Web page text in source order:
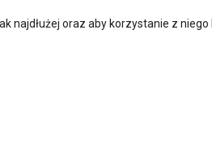
najdłużej oraz aby korzystanie z niego